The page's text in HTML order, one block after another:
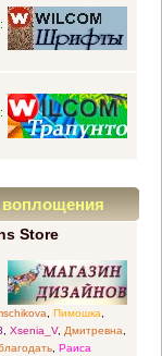
Store
, Пимошка,
, Xsenia_V, Дмитревна,
, Раиса